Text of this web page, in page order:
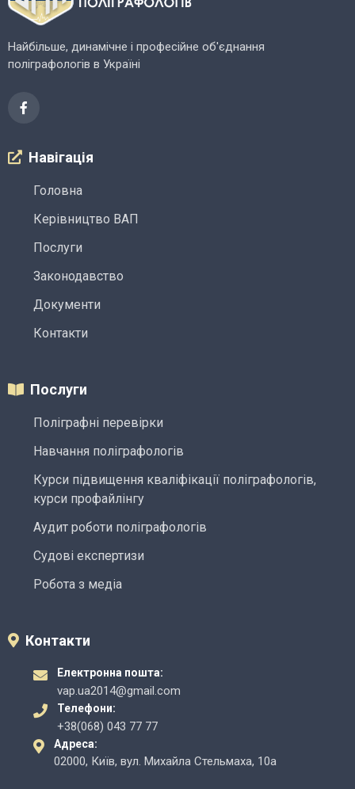
Найбільше, динамічне і професійне об'єднання
поліграфологів в Україні
Навігація
Головна
Керівництво ВАП
Послуги
Законодавство
Документи
Контакти
Послуги
Поліграфні перевірки
Навчання поліграфологів
Курси підвищення кваліфікації поліграфологів,
курси профайлінгу
Аудит роботи поліграфологів
Судові експертизи
Робота з медіа
Контакти
Електронна пошта:
vap.ua2014@gmail.com
Телефони:
+38(068) 043 77 77
Адреса:
02000, Київ, вул. Михайла Стельмаха, 10а